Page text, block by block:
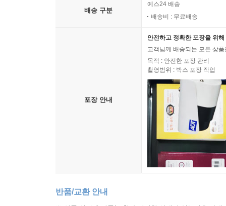
배송 구분
예스24 배송
배송비 : 무료배송
포장 안내
안전하고 정확한 포장을 위
고객님께 배송되는 모든 상
목적 : 안전한 포장 관리
촬영범위 : 박스 포장 작업
반품/교환 안내